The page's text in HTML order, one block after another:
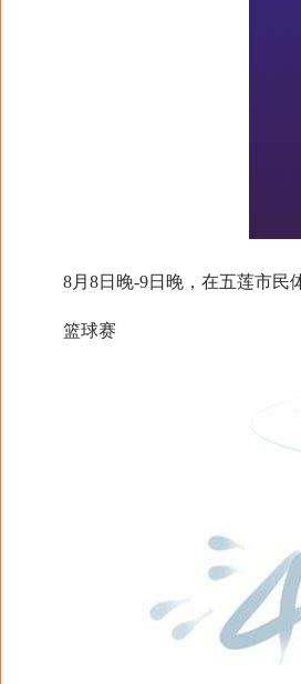
8月8日晚-9日晚，在五莲市民体
篮球赛